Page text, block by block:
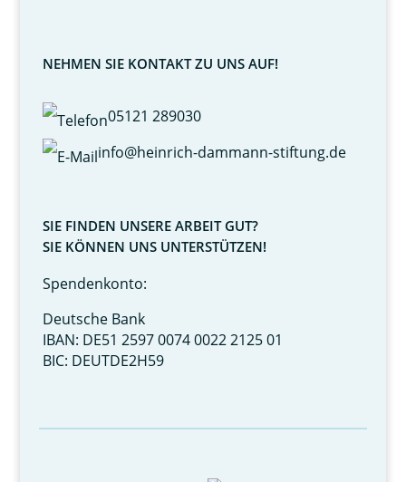
NEHMEN SIE KONTAKT ZU UNS AUF!
05121 289030
info@heinrich-dammann-stiftung.de
SIE FINDEN UNSERE ARBEIT GUT?
SIE KÖNNEN UNS UNTERSTÜTZEN!
Spendenkonto:
Deutsche Bank
IBAN: DE51 2597 0074 0022 2125 01
BIC: DEUTDE2H59